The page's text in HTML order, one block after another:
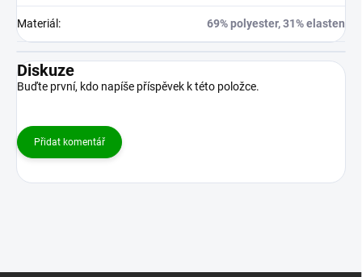
Materiál : 69% polyester, 31% elasten
Diskuze
Buďte první, kdo napíše příspěvek k této položce.
Přidat komentář